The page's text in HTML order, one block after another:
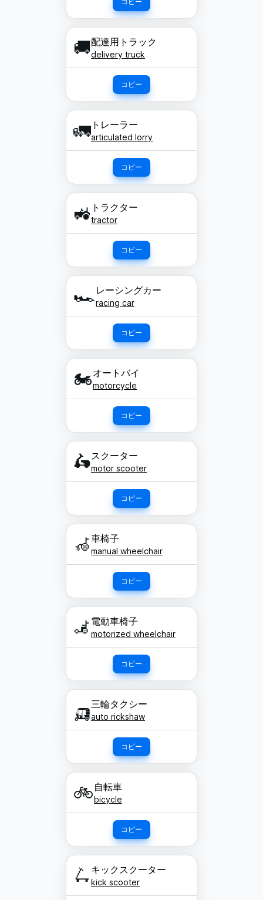
🚚配達用トラック
delivery truck
コピー
🚛 トレーラー
articulated lorry
コピー
🚜 トラクター
tractor
コピー
🏎️ レーシングカー
racing car
コピー
🏍️オートバイ
motorcycle
コピー
🛵スクーター
motor scooter
コピー
🦽車椅子
manual wheelchair
コピー
🦼 電動車椅子
motorized wheelchair
コピー
🛺三輪タクシー
auto rickshaw
コピー
🚲 自転車
bicycle
コピー
🛴 キックスクーター
kick scooter